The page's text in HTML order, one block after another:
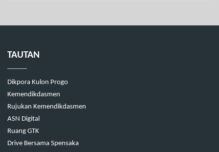
TAUTAN
Dikpora Kulon Progo
Kemendikdasmen
Rujukan Kemendikdasmen
ASN Digital
Ruang GTK
Drive Bersama Spensaka